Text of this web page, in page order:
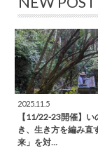
2025.11.5
【11/22-23開催】
き、生き方を編み直
来」を対…